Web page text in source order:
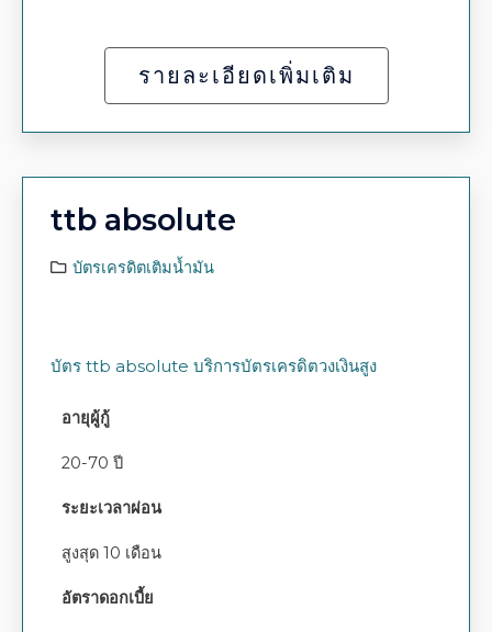
รายละเอียดเพิ่มเติม
ttb absolute
บัตรเครดิตเติมน้ำมัน
บัตร ttb absolute บริการบัตรเครดิตวงเงินสูง
อายุผู้กู้
20-70 ปี
ระยะเวลาผ่อน
สูงสุด 10 เดือน
อัตราดอกเบี้ย